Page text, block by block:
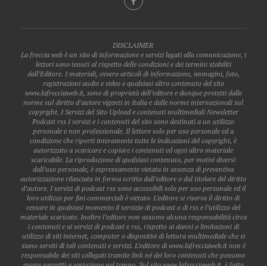
DISCLAIMER
La freccia web è un sito di informazione e servizi legati alla comunicazione, i
lettori sono tenuti al rispetto delle condizioni e dei termini stabiliti
dall’Editore. I materiali, ovvero articoli di informazione, immagini, foto,
registrazioni audio e video e qualsiasi altro contenuto del sito
www.lafrecciaweb.it, sono di proprietà dell’editore e dunque protetti dalle
norme sul diritto d’autore vigenti in Italia e dalle norme internazionali sul
copyright. I Servizi del Sito Upload e contenuti multimediali Newsletter
Podcast rss I servizi e i contenuti del sito sono destinati a un utilizzo
personale e non professionale. Il lettore solo per uso personale ed a
condizione che riporti interamente tutte le indicazioni del copyright, è
autorizzato a scaricare e copiare i contenuti ed ogni altro materiale
scaricabile. La riproduzione di qualsiasi contenuto, per motivi diversi
dall’uso personale, è espressamente vietata in assenza di preventiva
autorizzazione rilasciata in forma scritta dall’editore o dal titolare del diritto
d’autore. I servizi di podcast rss sono accessibili solo per uso personale ed il
loro utilizzo per fini commerciali è vietato. L’editore si riserva il diritto di
cessare in qualsiasi momento il servizio di podcast o di rss e l’utilizzo del
materiale scaricato. Inoltre l’editore non assume alcuna responsabilità circa
i contenuti e ai servizi di podcast e rss, rispetto ai danni o limitazioni di
utilizzo di siti internet, computer o dispositivi di lettura multimediale che si
siano serviti di tali contenuti e servizi. L’editore di www.lafrecciaweb.it non è
responsabile dei siti collegati tramite link né dei loro contenuti che possono